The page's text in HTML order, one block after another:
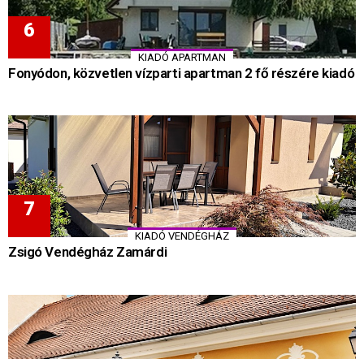
KIADÓ APARTMAN
Fonyódon, közvetlen vízparti apartman 2 fő részére kiadó
KIADÓ VENDÉGHÁZ
Zsigó Vendégház Zamárdi